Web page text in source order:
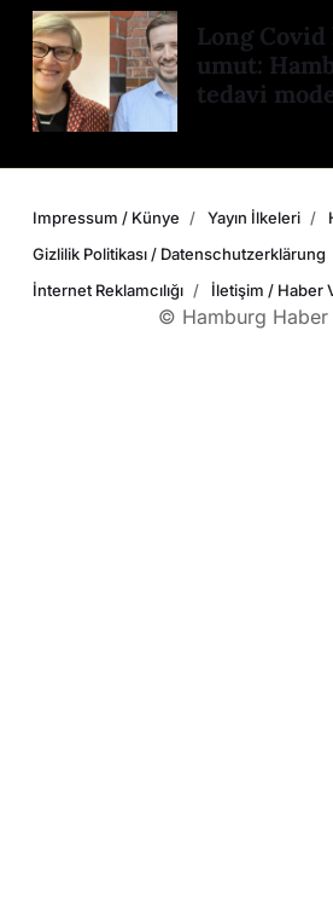
Long Covid
umut:
tedavi
© Hamburg
Impressum / Künye Yayın İlkeleri
Gizlilik Politikası / Datenschutzerklärung
İnternet Reklamcılığı
İletişim / Haber